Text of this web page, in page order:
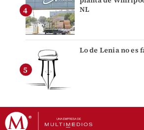
NL
Lo de Lenia no es